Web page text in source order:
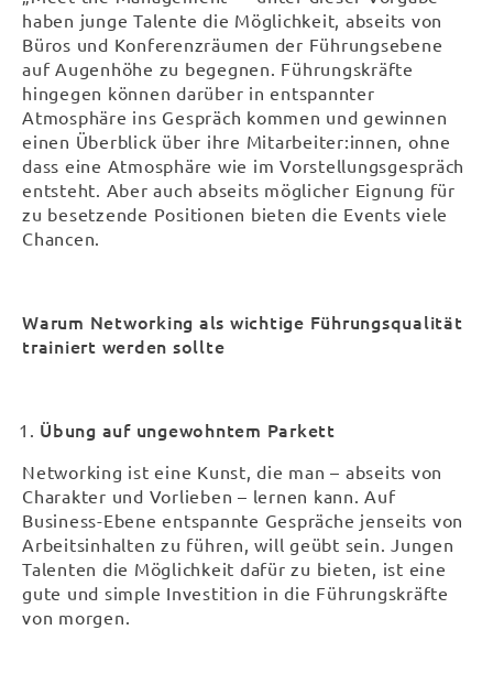
haben junge Talente die Möglichkeit, abseits von
Büros und Konferenzräumen der Führungsebene
auf Augenhöhe zu begegnen. Führungskräfte
hingegen können darüber in entspannter
Atmosphäre ins Gespräch kommen und gewinnen
einen Überblick über ihre Mitarbeiter:innen, ohne
dass eine Atmosphäre wie im Vorstellungsgespräch
entsteht. Aber auch abseits möglicher Eignung für
zu besetzende Positionen bieten die Events viele
Chancen.
Warum Networking als wichtige Führungsqualität
trainiert werden sollte
Übung auf ungewohntem Parkett
Networking ist eine Kunst, die man – abseits von
Charakter und Vorlieben – lernen kann. Auf
Business-Ebene entspannte Gespräche jenseits von
Arbeitsinhalten zu führen, will geübt sein. Jungen
Talenten die Möglichkeit dafür zu bieten, ist eine
gute und simple Investition in die Führungskräfte
von morgen.